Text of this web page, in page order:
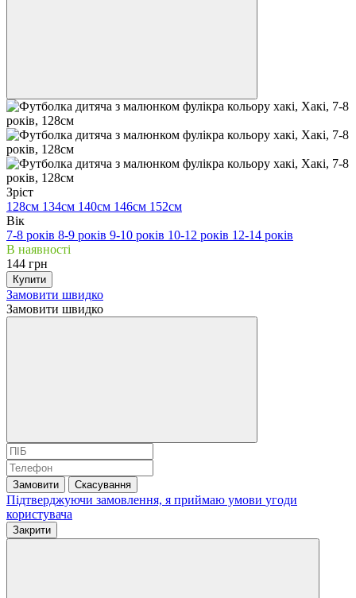
Зріст
128см 134см 140см 146см 152см
Вік
7-8 років 8-9 років 9-10 років 10-12 років 12-14 років
В наявності
144 грн
Купити
Замовити швидко
Замовити швидко
Замовити Скасування
Підтверджуючи замовлення, я приймаю умови угоди
користувача
Закрити